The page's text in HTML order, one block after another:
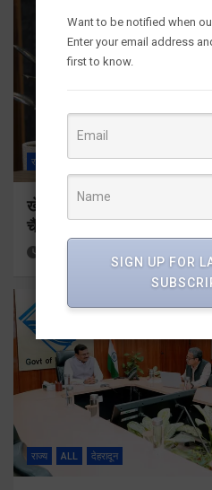
राज्य ALL देहरादून
खेल महाकुंभ 2026ः 01 सितंबर से
चैंम्पियनशिप ट्रॉफी का मंच
राज्य ALL देहरादून
Want to be notified when
Enter your email address
first to know.
SIGN UP FOR